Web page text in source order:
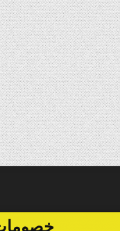
خصومات تصل الى 40